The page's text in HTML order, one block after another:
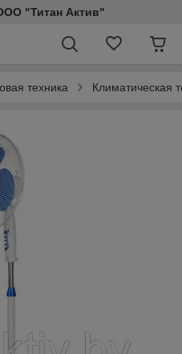
"Титан Актив"
техника Климатическая